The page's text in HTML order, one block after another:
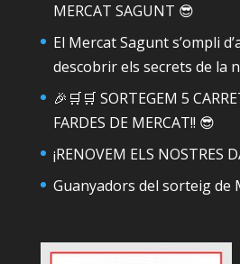
MERCAT SAGUNT 😎
El Mercat Sagunt s’ompli
descobrir els secrets de la
🎉🛒🛒 SORTEGEM 5
FARDES DE MERCAT!! 😎
¡RENOVEM ELS NOSTRES
Guanyadors del sorteig de